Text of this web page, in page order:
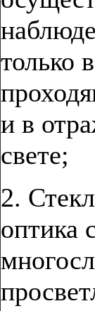
только в
и в
свете;
2.
оптика